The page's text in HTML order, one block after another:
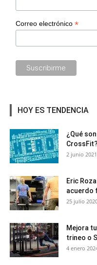
Correo electrónico*
HOY ES TENDENCIA
¿Qué
CrossFit?
2 junio 2021
Eric
acuerdo
25 julio
Mejora
trineo o
4 enero